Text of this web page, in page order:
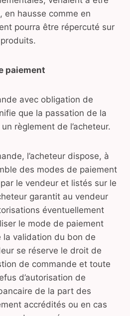
en hausse comme en
pourra être répercuté sur
paiement
avec obligation de
que la passation de la
règlement de l’acheteur.
l’acheteur dispose, à
des modes de paiement
le vendeur et listés sur le
garantit au vendeur
éventuellement
le mode de paiement
la validation du bon de
se réserve le droit de
de commande et toute
d’autorisation de
de la part des
accrédités ou en cas